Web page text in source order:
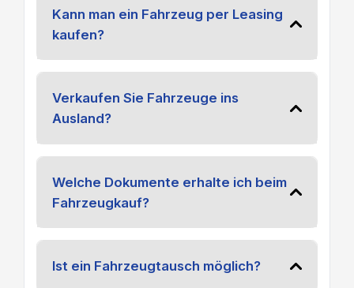
Kann man ein Fahrzeug per Leasing
kaufen?
Verkaufen Sie Fahrzeuge ins
Ausland?
Welche Dokumente erhalte ich beim
Fahrzeugkauf?
Ist ein Fahrzeugtausch möglich?